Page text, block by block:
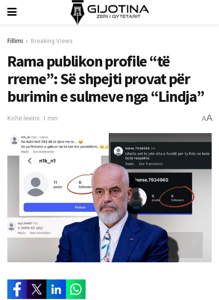
Fillimi Breaking Views
Rama publikon profile “të
rreme”: Së shpejti provat për
burimin e sulmeve nga “Lindja”
Kohë leximi: 1 min AA